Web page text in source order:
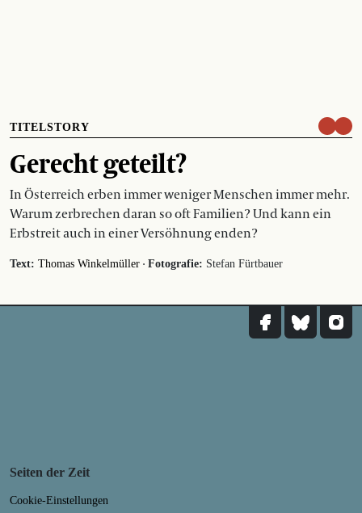
TITELSTORY
Gerecht geteilt?
In Österreich erben immer weniger Menschen immer mehr.
Warum zerbrechen daran so oft Familien? Und kann ein
Erbstreit auch in einer Versöhnung enden?
Text: Thomas Winkelmüller · Fotografie: Stefan Fürtbauer
Seiten der Zeit
Cookie-Einstellungen